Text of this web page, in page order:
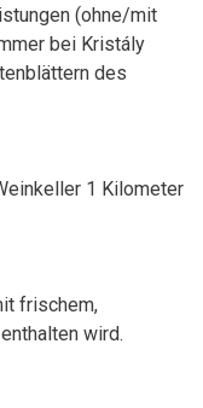
(ohne/mit
bei Kristály
des
1 Kilometer
frischem,
wird.